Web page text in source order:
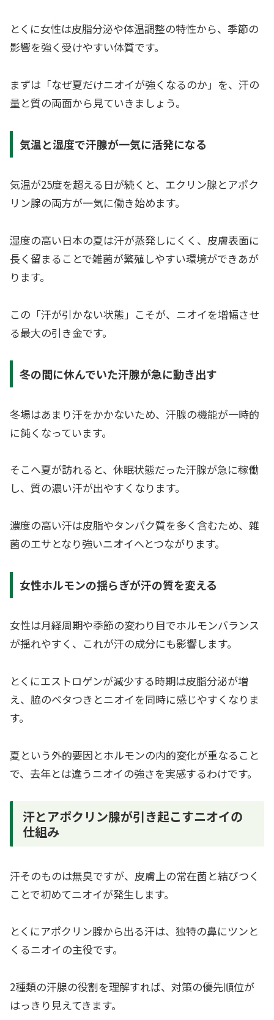
とくに女性は皮脂分泌や体温調整の特性から、季節の
影響を強く受けやすい体質です。
まずは「なぜ夏だけニオイが強くなるのか」を、汗の
量と質の両面から見ていきましょう。
気温と湿度で汗腺が一気に活発になる
気温が25度を超える日が続くと、エクリン腺とアポク
リン腺の両方が一気に働き始めます。
湿度の高い日本の夏は汗が蒸発しにくく、皮膚表面に
長く留まることで雑菌が繁殖しやすい環境ができあが
ります。
この「汗が引かない状態」こそが、ニオイを増幅させ
る最大の引き金です。
冬の間に休んでいた汗腺が急に動き出す
冬場はあまり汗をかかないため、汗腺の機能が一時的
に鈍くなっています。
そこへ夏が訪れると、休眠状態だった汗腺が急に稼働
し、質の濃い汗が出やすくなります。
濃度の高い汗は皮脂やタンパク質を多く含むため、雑
菌のエサとなり強いニオイへとつながります。
女性ホルモンの揺らぎが汗の質を変える
女性は月経周期や季節の変わり目でホルモンバランス
が揺れやすく、これが汗の成分にも影響します。
とくにエストロゲンが減少する時期は皮脂分泌が増
え、脇のベタつきとニオイを同時に感じやすくなりま
す。
夏という外的要因とホルモンの内的変化が重なること
で、去年とは違うニオイの強さを実感するわけです。
汗とアポクリン腺が引き起こすニオイの
仕組み
汗そのものは無臭ですが、皮膚上の常在菌と結びつく
ことで初めてニオイが発生します。
とくにアポクリン腺から出る汗は、独特の鼻にツンと
くるニオイの主役です。
2種類の汗腺の役割を理解すれば、対策の優先順位が
はっきり見えてきます。